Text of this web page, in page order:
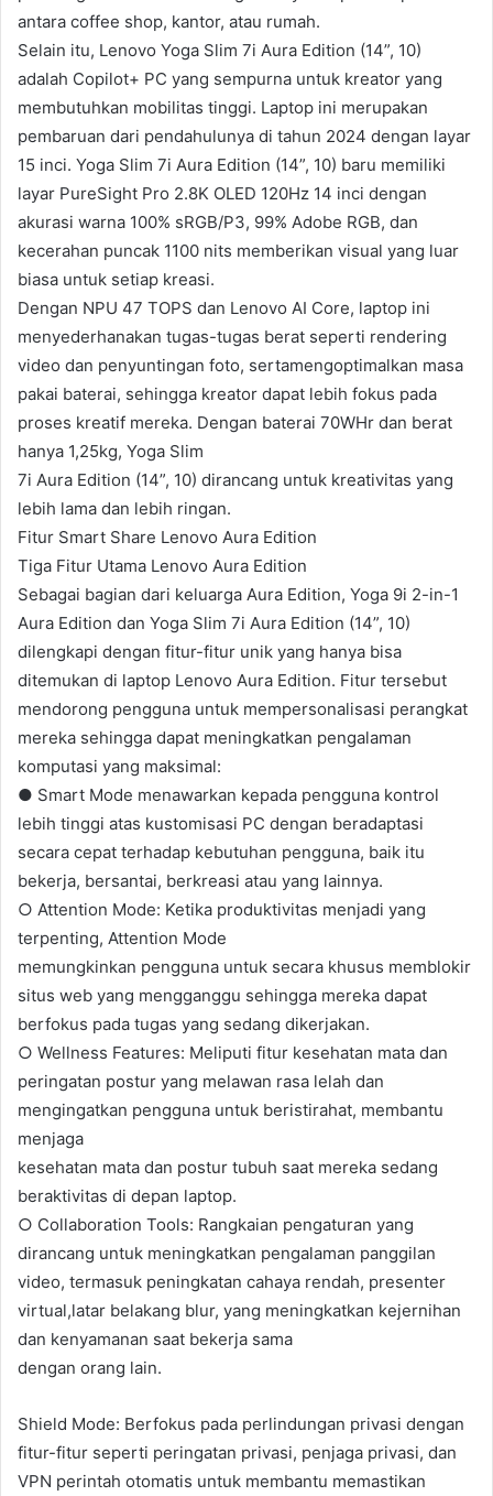
antara coffee shop, kantor, atau rumah.
Selain itu, Lenovo Yoga Slim 7i Aura Edition (14”, 10)
adalah Copilot+ PC yang sempurna untuk kreator yang
membutuhkan mobilitas tinggi. Laptop ini merupakan
pembaruan dari pendahulunya di tahun 2024 dengan layar
15 inci. Yoga Slim 7i Aura Edition (14”, 10) baru memiliki
layar PureSight Pro 2.8K OLED 120Hz 14 inci dengan
akurasi warna 100% sRGB/P3, 99% Adobe RGB, dan
kecerahan puncak 1100 nits memberikan visual yang luar
biasa untuk setiap kreasi.
Dengan NPU 47 TOPS dan Lenovo AI Core, laptop ini
menyederhanakan tugas-tugas berat seperti rendering
video dan penyuntingan foto, sertamengoptimalkan masa
pakai baterai, sehingga kreator dapat lebih fokus pada
proses kreatif mereka. Dengan baterai 70WHr dan berat
hanya 1,25kg, Yoga Slim
7i Aura Edition (14”, 10) dirancang untuk kreativitas yang
lebih lama dan lebih ringan.
Fitur Smart Share Lenovo Aura Edition
Tiga Fitur Utama Lenovo Aura Edition
Sebagai bagian dari keluarga Aura Edition, Yoga 9i 2-in-1
Aura Edition dan Yoga Slim 7i Aura Edition (14”, 10)
dilengkapi dengan fitur-fitur unik yang hanya bisa
ditemukan di laptop Lenovo Aura Edition. Fitur tersebut
mendorong pengguna untuk mempersonalisasi perangkat
mereka sehingga dapat meningkatkan pengalaman
komputasi yang maksimal:
● Smart Mode menawarkan kepada pengguna kontrol
lebih tinggi atas kustomisasi PC dengan beradaptasi
secara cepat terhadap kebutuhan pengguna, baik itu
bekerja, bersantai, berkreasi atau yang lainnya.
○ Attention Mode: Ketika produktivitas menjadi yang
terpenting, Attention Mode
memungkinkan pengguna untuk secara khusus memblokir
situs web yang mengganggu sehingga mereka dapat
berfokus pada tugas yang sedang dikerjakan.
○ Wellness Features: Meliputi fitur kesehatan mata dan
peringatan postur yang melawan rasa lelah dan
mengingatkan pengguna untuk beristirahat, membantu
menjaga
kesehatan mata dan postur tubuh saat mereka sedang
beraktivitas di depan laptop.
○ Collaboration Tools: Rangkaian pengaturan yang
dirancang untuk meningkatkan pengalaman panggilan
video, termasuk peningkatan cahaya rendah, presenter
virtual,latar belakang blur, yang meningkatkan kejernihan
dan kenyamanan saat bekerja sama
dengan orang lain.
Shield Mode: Berfokus pada perlindungan privasi dengan
fitur-fitur seperti peringatan privasi, penjaga privasi, dan
VPN perintah otomatis untuk membantu memastikan